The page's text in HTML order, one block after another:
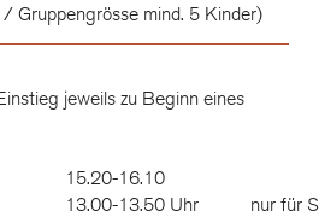
Gruppengrösse mind. 5 Kinder)
jeweils zu Beginn eines
15.20-16.10
13.00-13.50 Uhr
nur für